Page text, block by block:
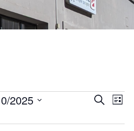
Suche
SucheListe
2025